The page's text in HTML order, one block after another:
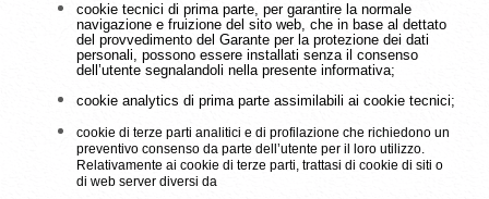
cookie tecnici di prima parte, per garantire la normale
navigazione e fruizione del sito web, che in base al dettato
del provvedimento del Garante per la protezione dei dati
personali, possono essere installati senza il consenso
dell’utente segnalandoli nella presente informativa;
cookie analytics di prima parte assimilabili ai cookie tecnici;
cookie di terze parti analitici e di profilazione che richiedono un
preventivo consenso da parte dell’utente per il loro utilizzo.
Relativamente ai cookie di terze parti, trattasi di cookie di siti o
di web server diversi da